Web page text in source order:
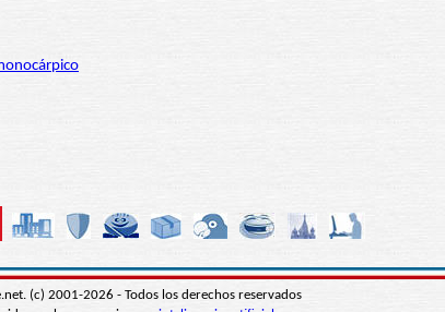
(c) 2001-2026 - Todos los derechos reservados